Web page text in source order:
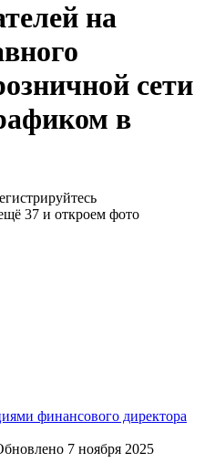
на
сети
в
37 и откроем фото
финансового директора
7 ноября 2025